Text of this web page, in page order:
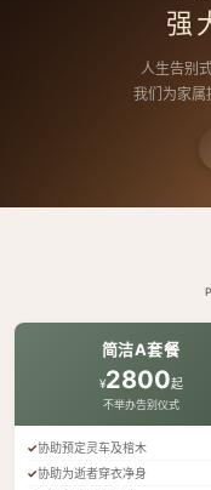
强
人生告别
我们为家属
简洁A套餐
¥2800起
不举办告别仪式
协助预定灵车及棺木
协助为逝者穿衣净身